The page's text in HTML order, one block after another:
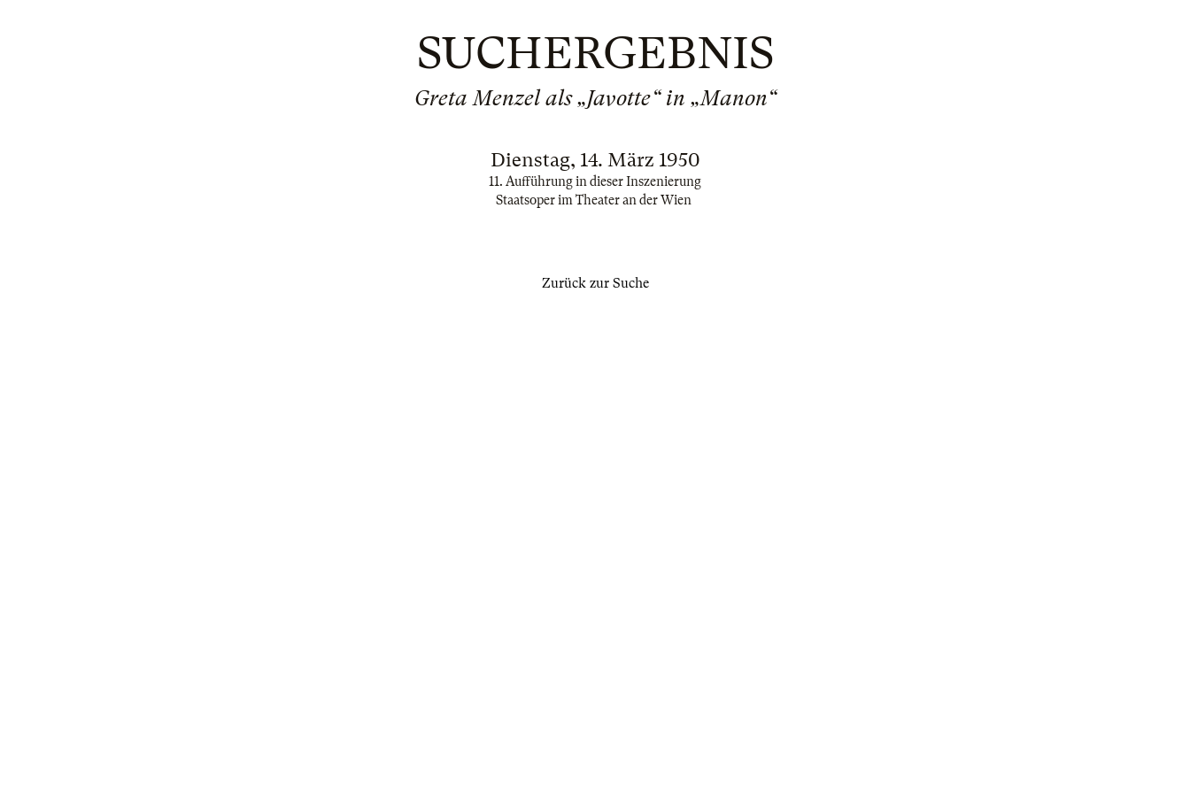
SUCHERGEBNIS
Greta Menzel als „Javotte“ in „Manon“
Dienstag, 14. März 1950
11. Aufführung in dieser Inszenierung
Staatsoper im Theater an der Wien
Zurück zur Suche